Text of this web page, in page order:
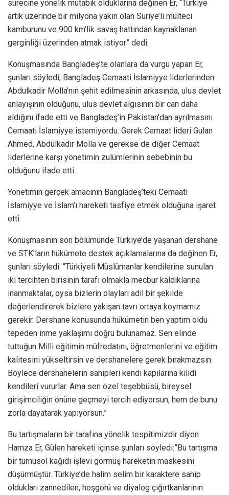
sürecine yönelik mutabık olduklarına değinen Er, “Türkiye
artık üzerinde bir milyona yakın olan Suriye’li mülteci
kamburunu ve 900 km’lik savaş hattından kaynaklanan
gerginliği üzerinden atmak istiyor” dedi.
Konuşmasında Bangladeş’te olanlara da vurgu yapan Er,
şunları söyledi; Bangladeş Cemaati İslamiyye liderlerinden
Abdulkadir Molla’nın şehit edilmesinin arkasında, ulus devlet
anlayışının olduğunu, ulus devlet algısının bir can daha
aldığını ifade etti ve Bangladeş’in Pakistan’dan ayrılmasını
Cemaati İslamiyye istemiyordu. Gerek Cemaat lideri Gulan
Ahmed, Abdülkadir Molla ve gerekse de diğer Cemaat
liderlerine karşı yönetimin zulümlerinin sebebinin bu
olduğunu ifade etti.
Yönetimin gerçek amacının Bangladeş’teki Cemaati
İslamiyye ve İslam’ı hareketi tasfiye etmek olduğuna işaret
etti.
Konuşmasının son bölümünde Türkiye’de yaşanan dershane
ve STK’ların hükümete destek açıklamalarına da değinen Er,
şunları söyledi: “Türkiyeli Müslümanlar kendilerine sunulan
iki tercihten birisinin tarafı olmakla mecbur kaldıklarına
inanmaktalar, oysa bizlerin olayları adil bir şekilde
değerlendirerek bizlere yakışan tavrı ortaya koymamız
gerekir. Dershane konusunda hükümetin ben yaptım oldu
tepeden inme yaklaşımı doğru bulunamaz. Sen elinde
tuttuğun Milli eğitimin müfredatını, öğretmenlerini ve eğitim
kalitesini yükseltirsin ve dershanelere gerek bırakmazsın.
Böylece dershanelerin sahipleri kendi kapılarına kilidi
kendileri vururlar. Ama sen özel teşebbüsü, bireysel
girişimciliğin önüne geçmeyi tercih ediyorsun, hem de bunu
zorla dayatarak yapıyorsun.”
Bu tartışmaların bir tarafına yönelik tespitimizdir diyen
Hamza Er, Gülen hareketi içinse şunları söyledi:”Bu tartışma
bir turnusol kağıdı işlevi görmüş hareketin maskesini
düşürmüştür. Türkiye’de halim selim bir karaktere sahip
oldukları zannedilen, hoşgörü ve diyalog çığırtkanlarının